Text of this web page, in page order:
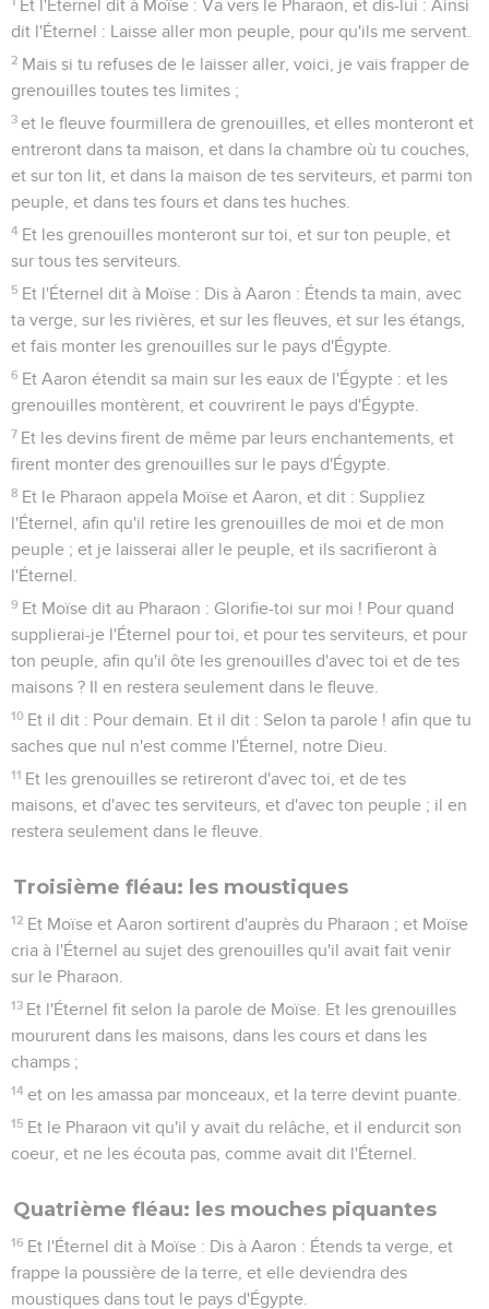
Et l'Éternel dit à Moïse : Va vers le Pharaon, et dis-lui : Ainsi
dit l'Éternel : Laisse aller mon peuple, pour qu'ils me servent.
2 Mais si tu refuses de le laisser aller, voici, je vais frapper de
grenouilles toutes tes limites ;
3 et le fleuve fourmillera de grenouilles, et elles monteront et
entreront dans ta maison, et dans la chambre où tu couches,
et sur ton lit, et dans la maison de tes serviteurs, et parmi ton
peuple, et dans tes fours et dans tes huches.
4 Et les grenouilles monteront sur toi, et sur ton peuple, et
sur tous tes serviteurs.
5 Et l'Éternel dit à Moïse : Dis à Aaron : Étends ta main, avec
ta verge, sur les rivières, et sur les fleuves, et sur les étangs,
et fais monter les grenouilles sur le pays d'Égypte.
6 Et Aaron étendit sa main sur les eaux de l'Égypte : et les
grenouilles montèrent, et couvrirent le pays d'Égypte.
7 Et les devins firent de même par leurs enchantements, et
firent monter des grenouilles sur le pays d'Égypte.
8 Et le Pharaon appela Moïse et Aaron, et dit : Suppliez
l'Éternel, afin qu'il retire les grenouilles de moi et de mon
peuple ; et je laisserai aller le peuple, et ils sacrifieront à
l'Éternel.
9 Et Moïse dit au Pharaon : Glorifie-toi sur moi ! Pour quand
supplierai-je l'Éternel pour toi, et pour tes serviteurs, et pour
ton peuple, afin qu'il ôte les grenouilles d'avec toi et de tes
maisons ? Il en restera seulement dans le fleuve.
10 Et il dit : Pour demain. Et il dit : Selon ta parole ! afin que tu
saches que nul n'est comme l'Éternel, notre Dieu.
11 Et les grenouilles se retireront d'avec toi, et de tes
maisons, et d'avec tes serviteurs, et d'avec ton peuple ; il en
restera seulement dans le fleuve.
Troisième fléau: les moustiques
12 Et Moïse et Aaron sortirent d'auprès du Pharaon ; et Moïse
cria à l'Éternel au sujet des grenouilles qu'il avait fait venir
sur le Pharaon.
13 Et l'Éternel fit selon la parole de Moïse. Et les grenouilles
moururent dans les maisons, dans les cours et dans les
champs ;
14 et on les amassa par monceaux, et la terre devint puante.
15 Et le Pharaon vit qu'il y avait du relâche, et il endurcit son
coeur, et ne les écouta pas, comme avait dit l'Éternel.
Quatrième fléau: les mouches piquantes
16 Et l'Éternel dit à Moïse : Dis à Aaron : Étends ta verge, et
frappe la poussière de la terre, et elle deviendra des
moustiques dans tout le pays d'Égypte.